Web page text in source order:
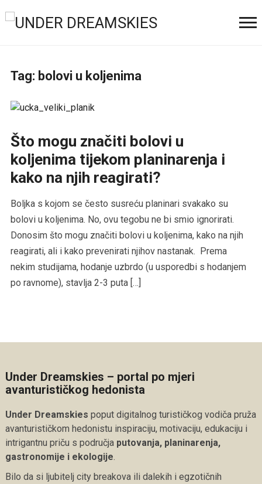
Tag: bolovi u koljenima
Što mogu značiti bolovi u
koljenima tijekom planinarenja i
kako na njih reagirati?
Boljka s kojom se često susreću planinari svakako su
bolovi u koljenima. No, ovu tegobu ne bi smio ignorirati.
Donosim što mogu značiti bolovi u koljenima, kako na njih
reagirati, ali i kako prevenirati njihov nastanak. Prema
nekim studijama, hodanje uzbrdo (u usporedbi s hodanjem
po ravnome), stavlja 2-3 puta […]
Under Dreamskies – portal po mjeri
avanturističkog hedonista
Under Dreamskies poput digitalnog turističkog vodiča pruža
avanturističkom hedonistu inspiraciju, motivaciju, edukaciju i
intrigantnu priču s područja putovanja, planinarenja,
gastronomije i ekologije.
Bilo da si ljubitelj city breakova ili dalekih i egzotičnih